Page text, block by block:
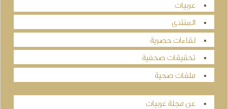
عربيات
المنتدى
لقاءات حصرية
تحقيقات صحفية
ملفات صحية
عن مجلة عربيات